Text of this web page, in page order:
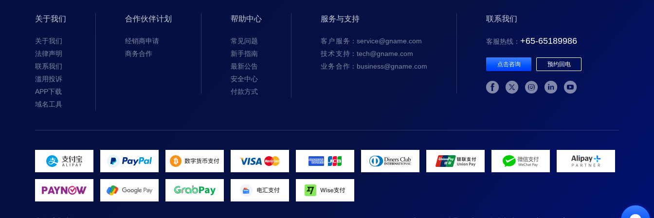
关于我们
关于我们
法律声明
联系我们
滥用投诉
APP下载
域名工具
合作伙伴计划
经销商申请
商务合作
帮助中心
常见问题
新手指南
最新公告
安全中心
付款方式
服务与支持
客户服务 ： service@gname.com
技术支持 ： tech@gname.com
业务合作 ： business@gname.com
联系我们
客服热线： +65-65189986
点击咨询 预约回电
    